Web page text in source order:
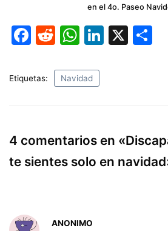
en el 4o. Paseo
F
c
o
o
k
R
d
di
W
at
s
p
p
Li
n
X
Etiquetas: Navidad
4 comentarios en
te sientes solo en
ANONIMO